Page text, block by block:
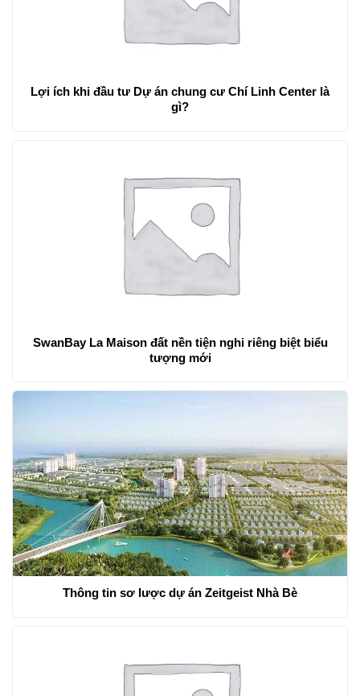
Lợi ích khi đầu tư Dự án chung cư Chí Linh Center là
gì?
SwanBay La Maison đất nền tiện nghi riêng biệt biểu
tượng mới
Thông tin sơ lược dự án Zeitgeist Nhà Bè